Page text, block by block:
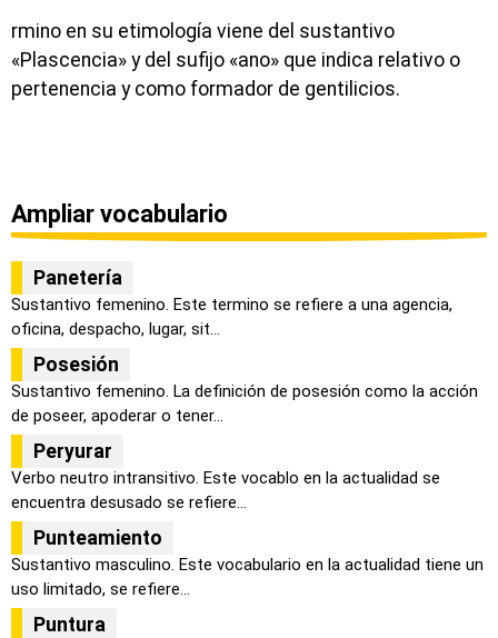
rmino en su etimología viene del sustantivo
«Plascencia» y del sufijo «ano» que indica relativo o
pertenencia y como formador de gentilicios.
Ampliar vocabulario
Panetería
Sustantivo femenino. Este termino se refiere a una agencia,
oficina, despacho, lugar, sit...
Posesión
Sustantivo femenino. La definición de posesión como la acción
de poseer, apoderar o tener...
Peryurar
Verbo neutro intransitivo. Este vocablo en la actualidad se
encuentra desusado se refiere...
Punteamiento
Sustantivo masculino. Este vocabulario en la actualidad tiene un
uso limitado, se refiere...
Puntura